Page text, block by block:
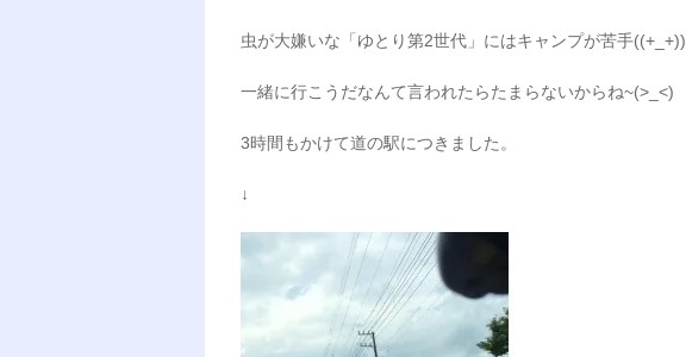
虫が大嫌いな「ゆとり第2世代」にはキャンプが苦手((+_+))
一緒に行こうだなんて言われたらたまらないからね~(>_<)
3時間もかけて道の駅につきました。
↓